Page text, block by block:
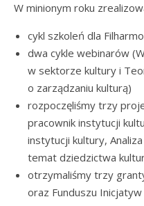
W minionym roku
cykl szkoleń dla
dwa cykle webinarów
w sektorze kultury i
o zarządzaniu kulturą)
rozpoczęliśmy trzy
pracownik instytucji
instytucji kultury,
temat dziedzictwa
otrzymaliśmy trzy
oraz Funduszu Inicjatyw